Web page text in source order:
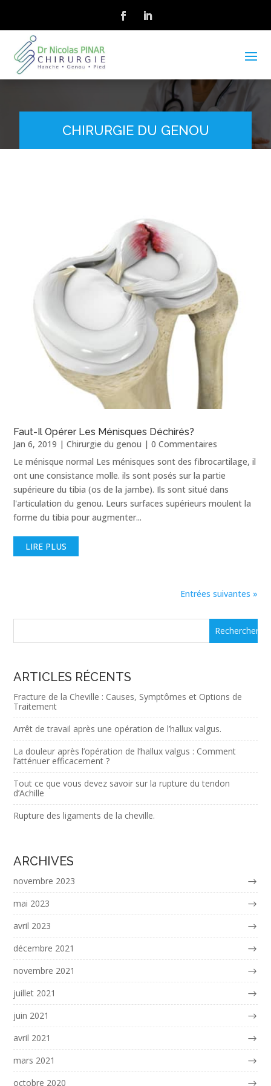
CHIRURGIE DU GENOU
Faut-Il Opérer Les Ménisques Déchirés?
Jan 6, 2019 |Chirurgie du genou | 0 Commentaires
Le ménisque normal Les ménisques sont des fibrocartilage, il
ont une consistance molle. ils sont posés sur la partie
supérieure du tibia (os de la jambe). Ils sont situé dans
l'articulation du genou. Leurs surfaces supérieurs moulent la
forme du tibia pour augmenter...
LIRE PLUS
Entrées suivantes »
ARTICLES RÉCENTS
Fracture de la Cheville : Causes, Symptômes et Options de
Traitement
Arrêt de travail après une opération de l’hallux valgus.
La douleur après l’opération de l’hallux valgus : Comment
l’atténuer efficacement ?
Tout ce que vous devez savoir sur la rupture du tendon
d’Achille
Rupture des ligaments de la cheville.
ARCHIVES
novembre 2023
mai 2023
avril 2023
décembre 2021
novembre 2021
juillet 2021
juin 2021
avril 2021
mars 2021
octobre 2020